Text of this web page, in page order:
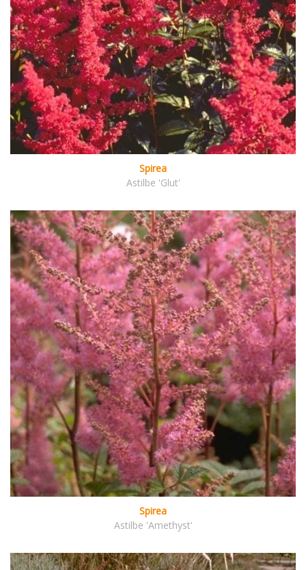
Spirea
Astilbe 'Glut'
Spirea
Astilbe 'Amethyst'